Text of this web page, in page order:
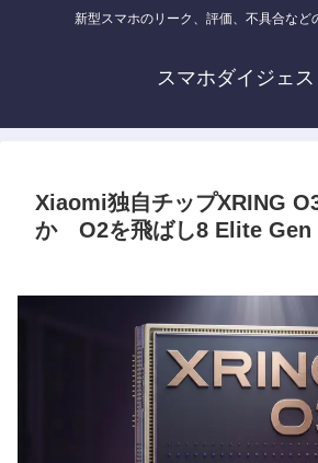
新型スマホのリーク、評価、不具合など
スマホダイジェス
Xiaomi独自チップXRING
か O2を飛ばし8 Elite Gen